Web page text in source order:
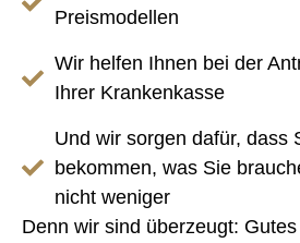
Preismodellen
Wir helfen Ihnen bei der
Ihrer Krankenkasse
Und wir sorgen dafür, dass
bekommen, was Sie
nicht weniger
Denn wir sind überzeugt: